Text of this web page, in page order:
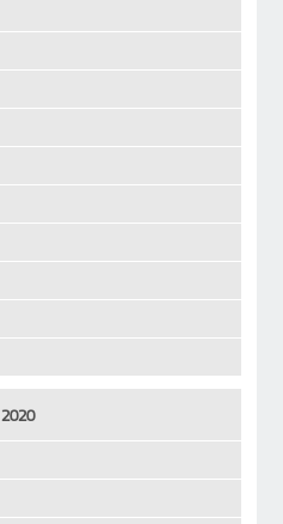
2020